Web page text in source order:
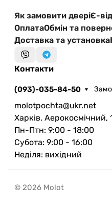
Як замовити дверіЄ-
ОплатаОбмін та
Доставка та установка
Контакти
(093)-035-84-50
molotpochta@ukr.net
Харків, Аерокосмічний,
Пн-Птн: 9:00 - 18:00
Субота: 9:00 - 16:00
Неділя: вихідний
© 2026 Molot